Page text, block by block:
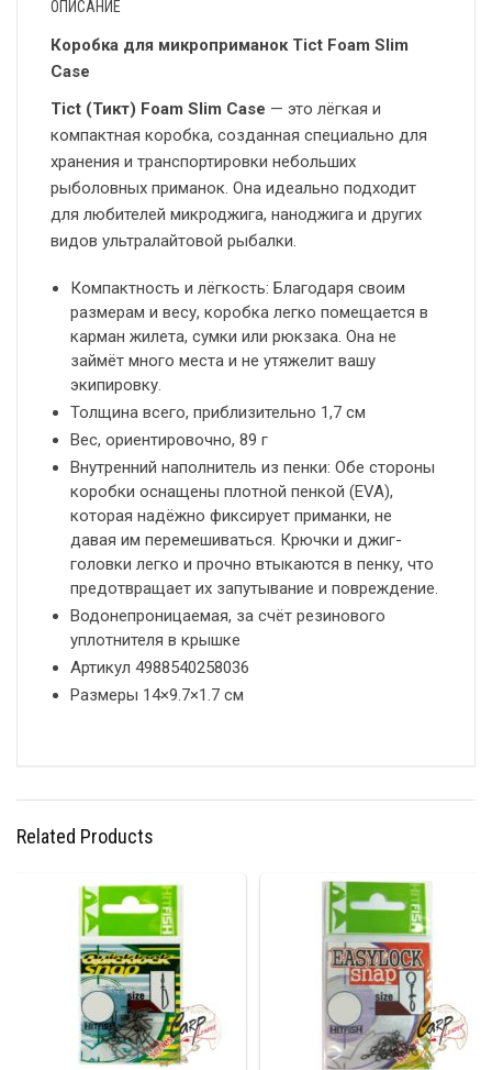
ОПИСАНИЕ
Коробка для микроприманок Tict Foam Slim
Case
Tict (Тикт) Foam Slim Case — это лёгкая и
компактная коробка, созданная специально для
хранения и транспортировки небольших
рыболовных приманок. Она идеально подходит
для любителей микроджига, наноджига и других
видов ультралайтовой рыбалки.
Компактность и лёгкость: Благодаря своим
размерам и весу, коробка легко помещается в
карман жилета, сумки или рюкзака. Она не
займёт много места и не утяжелит вашу
экипировку.
Толщина всего, приблизительно 1,7 см
Вес, ориентировочно, 89 г
Внутренний наполнитель из пенки: Обе стороны
коробки оснащены плотной пенкой (EVA),
которая надёжно фиксирует приманки, не
давая им перемешиваться. Крючки и джиг-
головки легко и прочно втыкаются в пенку, что
предотвращает их запутывание и повреждение.
Водонепроницаемая, за счёт резинового
уплотнителя в крышке
Артикул 4988540258036
Размеры 14×9.7×1.7 см
Related Products